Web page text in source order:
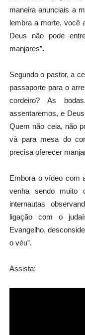
maneira anunciais a
lembra a morte, você
Deus não pode
manjares”.
Segundo o pastor, a
passaporte para o
cordeiro? As
assentaremos, e
Quem não ceia, não
và para mesa do
precisa oferecer
Embora o vídeo com
venha sendo muito
internautas
ligação com o
Evangelho,
o véu”.
Assista: